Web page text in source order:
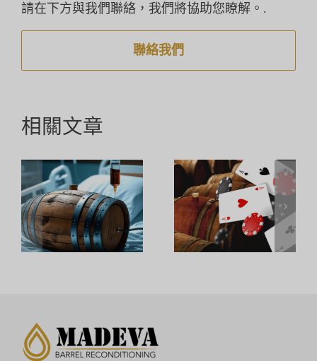
請在下方與我們聯絡，我們將協助您瞭解。.
聯絡我們
相關文章